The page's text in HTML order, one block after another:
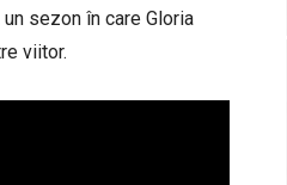
sezon în care Gloria
viitor.